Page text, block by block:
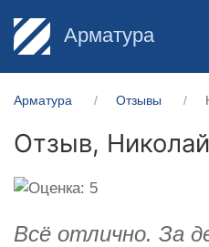
Арматура
Арматура Отзывы
Отзыв, Николай
Всё отлично. За